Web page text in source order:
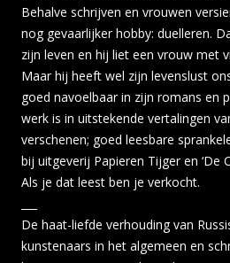
Behalve schrijven en vrouwen
nog gevaarlijker hobby: duelleren.
zijn leven en hij liet een vrouw met
Maar hij heeft wel zijn levenslust
goed navoelbaar in zijn romans en
werk is in uitstekende vertalingen
verschenen; goed leesbare
bij uitgeverij Papieren Tijger en ‘De
Als je dat leest ben je verkocht.
De haat-liefde verhouding van
kunstenaars in het algemeen en